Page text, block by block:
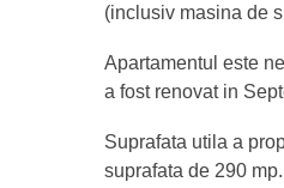
(inclusiv masina de
Apartamentul este
a fost renovat in
Suprafata utila a
suprafata de 290